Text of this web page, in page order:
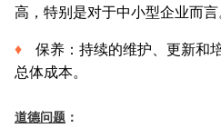
高，特别是对于中小型企业而言
保养：持续的维护、更新和
总体成本。
道德问题 ：